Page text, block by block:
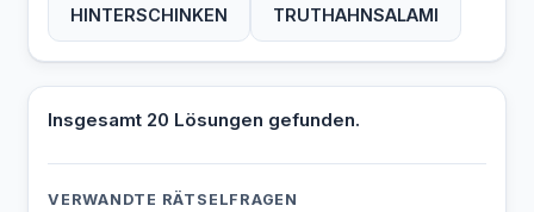
HINTERSCHINKEN TRUTHAHNSALAMI
Insgesamt 20 Lösungen gefunden.
VERWANDTE RÄTSELFRAGEN